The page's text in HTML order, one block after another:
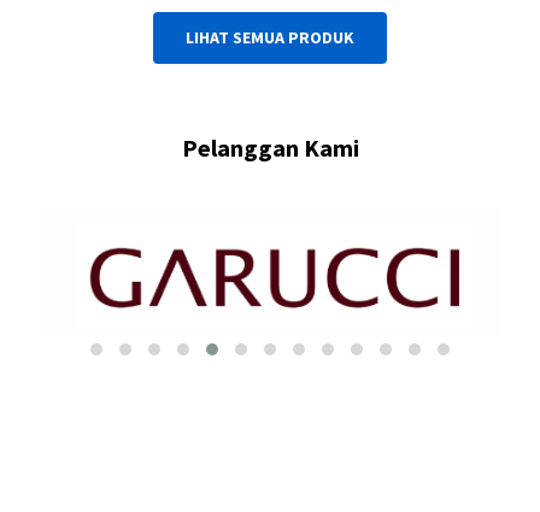
LIHAT SEMUA PRODUK
Pelanggan Kami